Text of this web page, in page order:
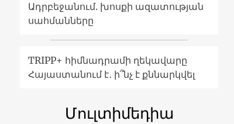
Ադրբեջանում. խոսքի ազատության
սահմանները
TRIPP+ հիմնադրամի ղեկավարը
Հայաստանում է․ ի՞նչ է քննարկվել
Մուլտիմեդիա